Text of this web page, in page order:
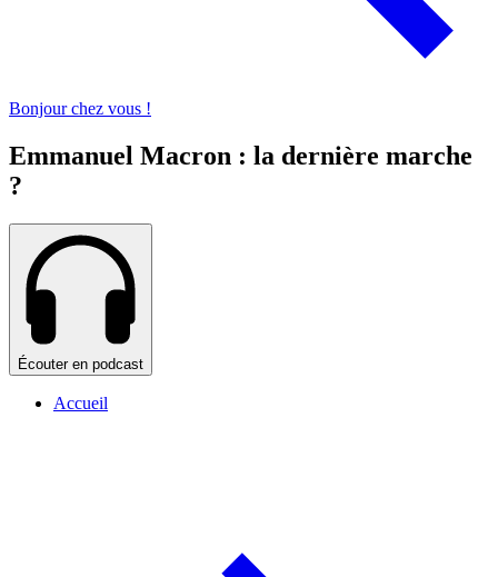
Bonjour chez vous !
Emmanuel Macron : la dernière marche
?
Écouter en podcast
Accueil